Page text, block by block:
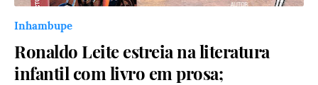
Inhambupe
Ronaldo Leite estreia na literatura
infantil com livro em prosa;